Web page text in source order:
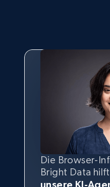
Die Browser-
Bright Data
unsere KI-